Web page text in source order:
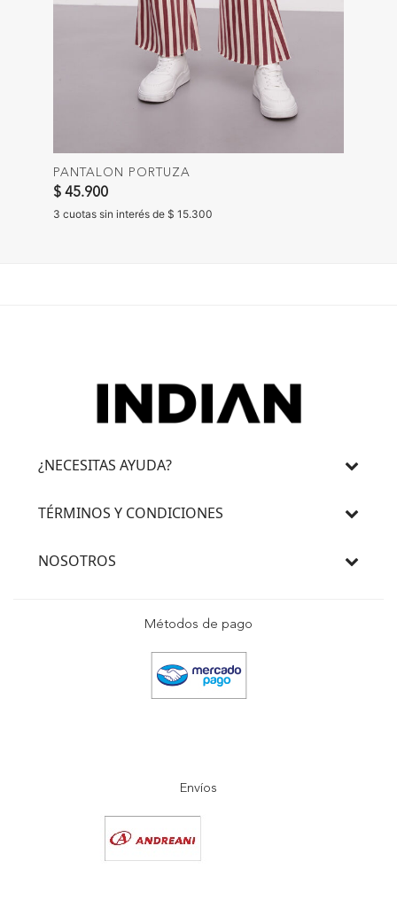
PANTALON PORTUZA
$ 45.900
3 cuotas sin interés de $ 15.300
¿NECESITAS AYUDA?
TÉRMINOS Y CONDICIONES
NOSOTROS
Métodos de pago
Envíos